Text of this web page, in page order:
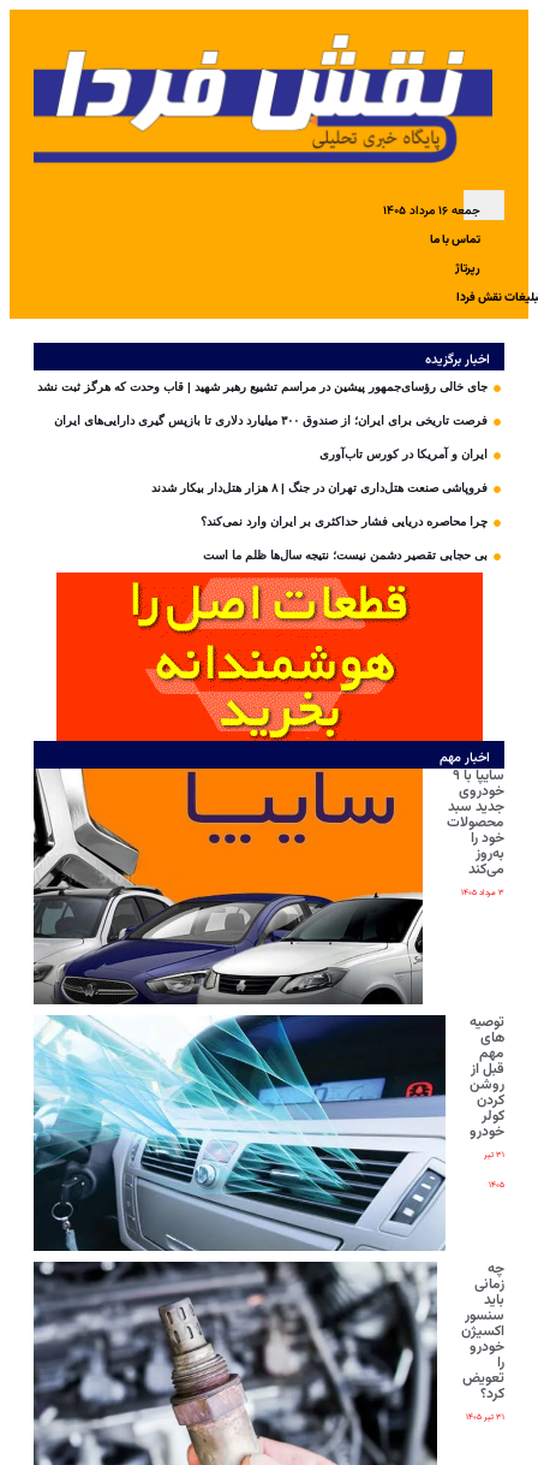
جمعه ۱۶ مرداد ۱۴۰۵
تماس با ما
رپرتاژ
نقش فردا
اخبار برگزیده
جای خالی رؤسای‌جمهور پیشین در مراسم تشییع رهبر شهید | قاب وحدت که هرگز ثبت نشد
فرصت تاریخی برای ایران؛ از صندوق ۳۰۰ میلیارد دلاری تا بازپس گیری دارایی‌های ایران
ایران و آمریکا در کورس تاب‌آوری
فروپاشی صنعت هتل‌داری تهران در جنگ | ۸ هزار هتل‌دار بیکار شدند
چرا محاصره دریایی فشار حداکثری بر ایران وارد نمی‌کند؟
بی‌ حجابی تقصیر دشمن نیست؛ نتیجه سال‌ها ظلم ما است
اخبار مهم
سایپا با ۹
خودروی
جدید سبد
محصولات
خود را
به‌روز
می‌کند
۳ مرداد ۱۴۰۵
توصیه
های
مهم
قبل از
روشن
کردن
کولر
خودرو
۳۱ تیر
۱۴۰۵
چه
زمانی
باید
سنسور
اکسیژن
خودرو
را
تعویض
کرد؟
۳۱ تیر ۱۴۰۵